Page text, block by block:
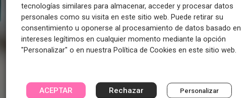
tecnologías similares para almacenar, acceder y procesar datos
personales como su visita en este sitio web. Puede retirar su
consentimiento u oponerse al procesamiento de datos basado en
intereses legítimos en cualquier momento mediante la opción
"Personalizar" o en nuestra Política de Cookies en este sitio web.
ACEPTAR Rechazar Personalizar